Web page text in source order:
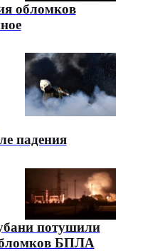
обломков
падения
потушили
БПЛА